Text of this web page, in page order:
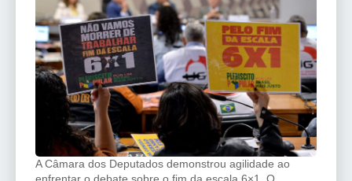
A Câmara dos Deputados demonstrou agilidade ao